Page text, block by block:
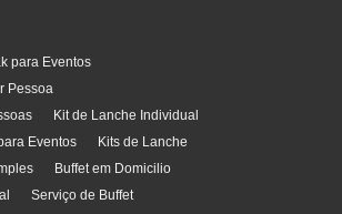
para Eventos
Pessoa
Kit de Lanche Individual
Eventos
Kits de Lanche
Buffet em Domicilio
Serviço de Buffet